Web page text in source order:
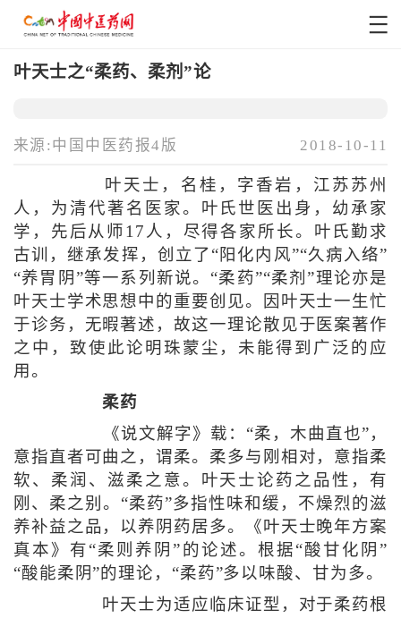
叶天士之“柔药、柔剂”论
来源:中国中医药报4版 2018-10-11
叶天士，名桂，字香岩，江苏苏州
人，为清代著名医家。叶氏世医出身，幼承家
学，先后从师17人，尽得各家所长。叶氏勤求
古训，继承发挥，创立了“阳化内风”“久病入络”
“养胃阴”等一系列新说。“柔药”“柔剂”理论亦是
叶天士学术思想中的重要创见。因叶天士一生忙
于诊务，无暇著述，故这一理论散见于医案著作
之中，致使此论明珠蒙尘，未能得到广泛的应
用。
柔药
《说文解字》载：“柔，木曲直也”，
意指直者可曲之，谓柔。柔多与刚相对，意指柔
软、柔润、滋柔之意。叶天士论药之品性，有
刚、柔之别。“柔药”多指性味和缓，不燥烈的滋
养补益之品，以养阴药居多。《叶天士晚年方案
真本》有“柔则养阴”的论述。根据“酸甘化阴”
“酸能柔阴”的理论，“柔药”多以味酸、甘为多。
叶天士为适应临床证型，对于柔药根